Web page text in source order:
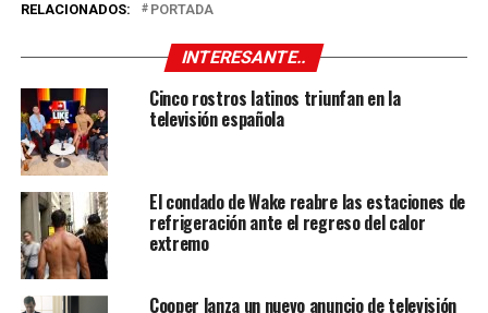
RELACIONADOS: PORTADA
INTERESANTE..
Cinco rostros latinos triunfan en la
televisión española
El condado de Wake reabre las estaciones de
refrigeración ante el regreso del calor
extremo
Cooper lanza un nuevo anuncio de televisión